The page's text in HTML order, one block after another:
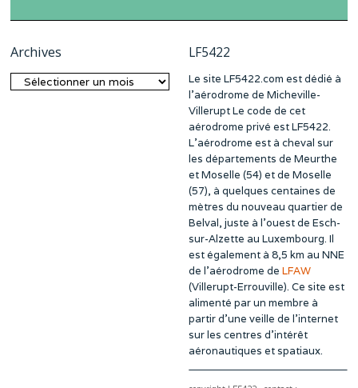
Archives
Archives
LF5422
Le site LF5422.com est dédié à
l’aérodrome de Micheville-
Villerupt Le code de cet
aérodrome privé est LF5422.
L’aérodrome est à cheval sur
les départements de Meurthe
et Moselle (54) et de Moselle
(57), à quelques centaines de
mètres du nouveau quartier de
Belval, juste à l’ouest de Esch-
sur-Alzette au Luxembourg. Il
est également à 8,5 km au NNE
de l’aérodrome de LFAW
(Villerupt-Errouville). Ce site est
alimenté par un membre à
partir d’une veille de l’internet
sur les centres d’intérêt
aéronautiques et spatiaux.